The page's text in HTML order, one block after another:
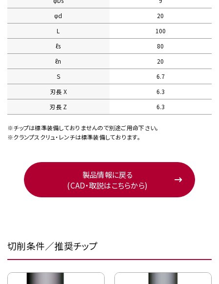
φd
20
L
100
ℓs
80
ℓn
20
S
6.7
刃長 X
6.3
刃長 Z
6.3
※チップは標準装備しておりませんので別途ご用命下さい。
※クランプスクリュ・レンチは標準装備しております。
製品情報に戻る
(CAD・取説はこちらから)
切削条件／推奨チップ